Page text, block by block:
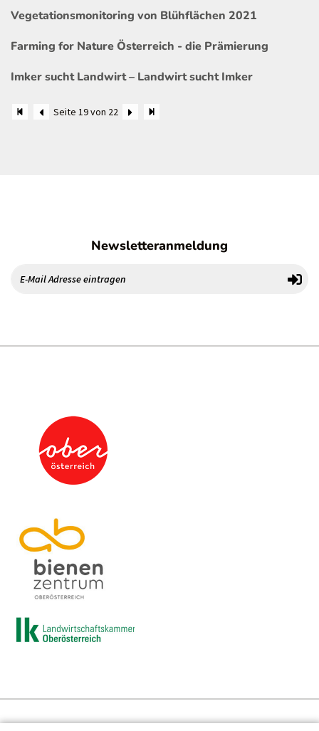
Vegetationsmonitoring von Blühflächen 2021
Farming for Nature Österreich - die Prämierung
Imker sucht Landwirt – Landwirt sucht Imker
Seite 19 von 22
Newsletteranmeldung